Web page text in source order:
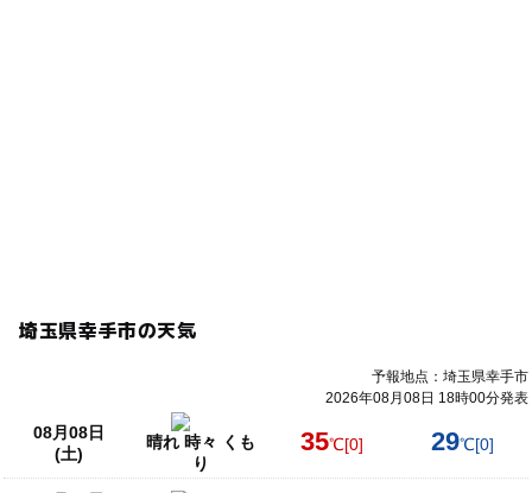
埼玉県幸手市の天気
予報地点：埼玉県幸手市
2026年08月08日 18時00分発表
08月08日
(土)
晴れ 時々 くも
り
35℃[0] 29℃[0]